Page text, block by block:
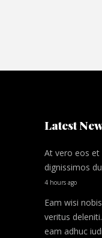
Latest
At vero eos
dignissimos
4 hours ago
Eam wisi
veritus
eam adhuc